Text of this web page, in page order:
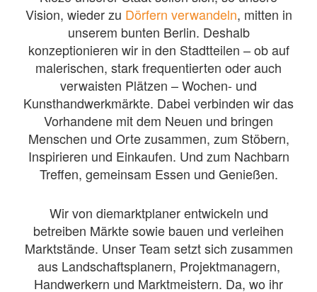
Vision, wieder zu Dörfern verwandeln, mitten in
unserem bunten Berlin. Deshalb
konzeptionieren wir in den Stadtteilen – ob auf
malerischen, stark frequentierten oder auch
verwaisten Plätzen – Wochen- und
Kunsthandwerkmärkte. Dabei verbinden wir das
Vorhandene mit dem Neuen und bringen
Menschen und Orte zusammen, zum Stöbern,
Inspirieren und Einkaufen. Und zum Nachbarn
Treffen, gemeinsam Essen und Genießen.
Wir von diemarktplaner entwickeln und
betreiben Märkte sowie bauen und verleihen
Marktstände. Unser Team setzt sich zusammen
aus Landschaftsplanern, Projektmanagern,
Handwerkern und Marktmeistern. Da, wo ihr